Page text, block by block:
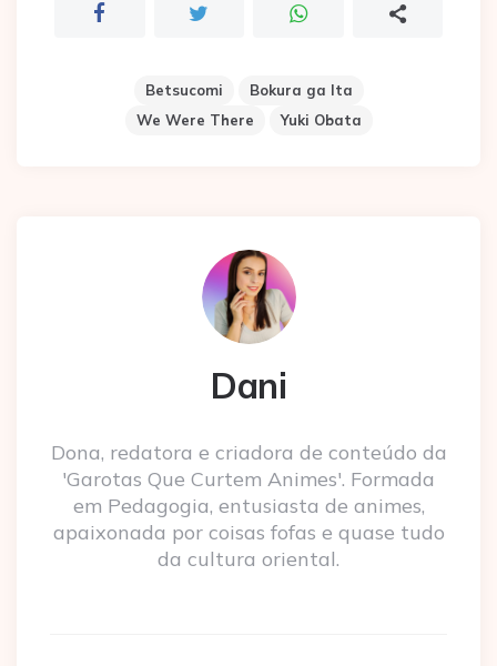
Betsucomi
Bokura ga Ita
We Were There
Yuki Obata
Dani
Dona, redatora e criadora de conteúdo da
'Garotas Que Curtem Animes'. Formada
em Pedagogia, entusiasta de animes,
apaixonada por coisas fofas e quase tudo
da cultura oriental.